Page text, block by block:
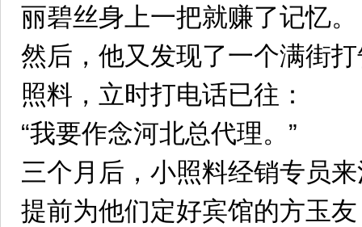
丽碧丝身上一把就赚了记忆。
然后，他又发现了一个满街
照料，立时打电话已往：
“我要作念河北总代理。”
三个月后，小照料经销专员
提前为他们定好宾馆的方玉